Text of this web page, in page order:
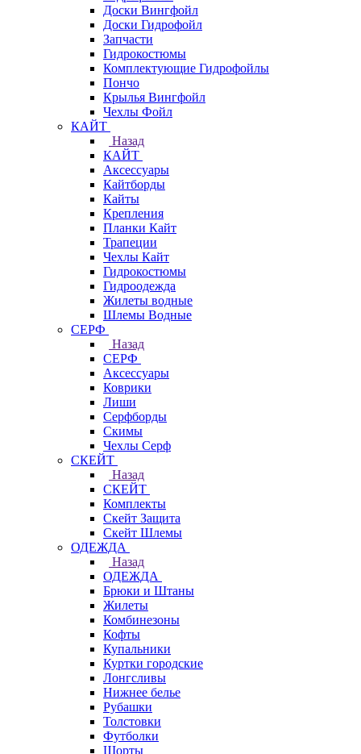
Доски Вингфойл
Доски Гидрофойл
Запчасти
Гидрокостюмы
Комплектующие Гидрофойлы
Пончо
Крылья Вингфойл
Чехлы Фойл
КАЙТ
Назад
КАЙТ
Аксессуары
Кайтборды
Кайты
Крепления
Планки Кайт
Трапеции
Чехлы Кайт
Гидрокостюмы
Гидроодежда
Жилеты водные
Шлемы Водные
СЕРФ
Назад
СЕРФ
Аксессуары
Коврики
Лиши
Серфборды
Скимы
Чехлы Cерф
СКЕЙТ
Назад
СКЕЙТ
Комплекты
Скейт Защита
Скейт Шлемы
ОДЕЖДА
Назад
ОДЕЖДА
Брюки и Штаны
Жилеты
Комбинезоны
Кофты
Купальники
Куртки городские
Лонгсливы
Нижнее белье
Рубашки
Толстовки
Футболки
Шорты